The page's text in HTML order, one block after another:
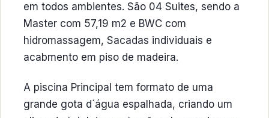
em todos ambientes. São 04 Suites, sendo a
Master com 57,19 m2 e BWC com
hidromassagem, Sacadas individuais e
acabmento em piso de madeira.
A piscina Principal tem formato de uma
grande gota d´água espalhada, criando um